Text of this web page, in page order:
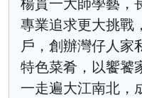
楊貫一大師學藝，
專業追求更大挑戰
戶，創辦灣仔人家
特色菜肴，以饗饕
一走遍大江南北，